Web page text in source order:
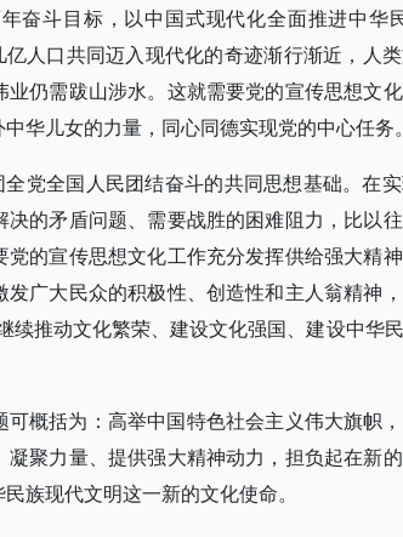
奋斗目标，以中国式现代化全面推进中华
人口共同迈入现代化的奇迹渐行渐近，人
仍需跋山涉水。这就需要党的宣传思想文
华儿女的力量，同心同德实现党的中心任务。
党全国人民团结奋斗的共同思想基础。在
的矛盾问题、需要战胜的困难阻力，比以往
的宣传思想文化工作充分发挥供给强大精
广大民众的积极性、创造性和主人翁精神，
续推动文化繁荣、建设文化强国、建设中华
概括为：高举中国特色社会主义伟大旗帜
聚力量、提供强大精神动力，担负起在新
族现代文明这一新的文化使命。